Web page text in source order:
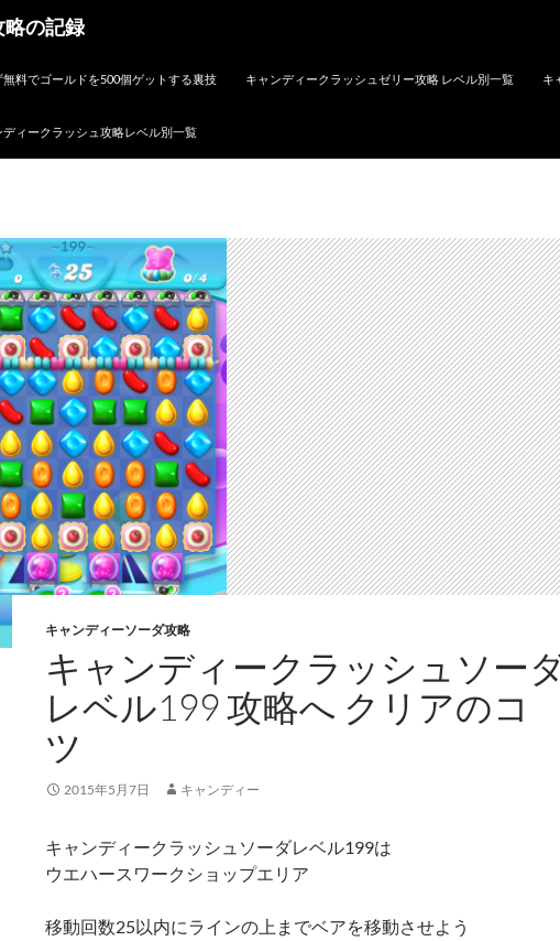
略の記録
料でゴールドを500個ゲットする裏技 キャンディークラッシュゼリー攻略 レベル別一覧 キ
ディークラッシュ攻略レベル別一覧
キャンディーソーダ攻略
キャンディークラッシュソー
レベル199 攻略へ クリアのコ
ツ
2015年5月7日 キャンディー
キャンディークラッシュソーダレベル199は
ウエハースワークショップエリア
移動回数25以内にラインの上までベアを移動させよう